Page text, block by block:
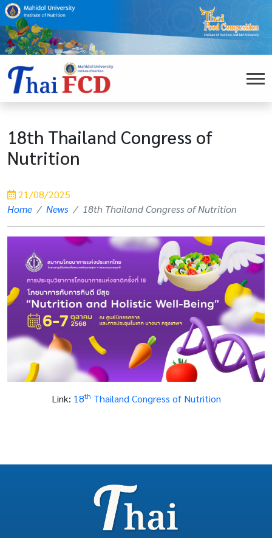
18th Thailand Congress of
Nutrition
21/08/2025
Home
News 18th Thailand Congress of Nutrition
Link: 18th Thailand Congress of Nutrition